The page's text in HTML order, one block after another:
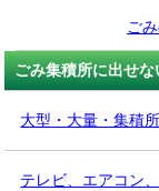
ご
ごみ集積所に出せな
大型・大量・集積
テレビ、エアコン